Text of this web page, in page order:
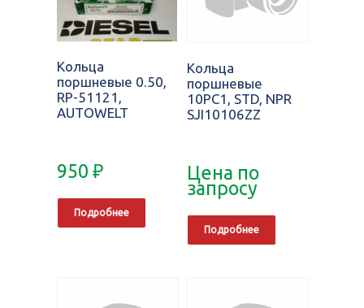
Кольца
поршневые 0.50,
RP-51121,
AUTOWELT
950 ₽
Подробнее
Кольца
поршневые
10PC1, STD, NPR
SJI10106ZZ
Цена по
запросу
Подробнее